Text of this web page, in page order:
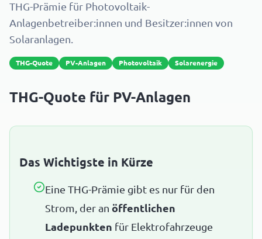
THG-Prämie für Photovoltaik-
Anlagenbetreiber:innen und Besitzer:innen von
Solaranlagen.
THG-Quote PV-Anlagen Photovoltaik Solarenergie
THG-Quote für PV-Anlagen
Das Wichtigste in Kürze
Eine THG-Prämie gibt es nur für den
Strom, der an öffentlichen
Ladepunkten für Elektrofahrzeuge